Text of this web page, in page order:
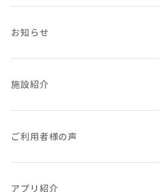
お知らせ
施設紹介
ご利用者様の声
アプリ紹介